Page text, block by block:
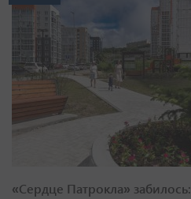
«Сердце Патрокла» забилось: